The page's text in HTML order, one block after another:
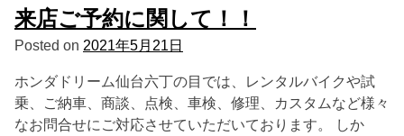
来店ご予約に関して！！
Posted on 2021年5月21日
ホンダドリーム仙台六丁の目では、レンタルバイクや試
乗、ご納車、商談、点検、車検、修理、カスタムなど様々
なお問合せにご対応させていただいております。 しか